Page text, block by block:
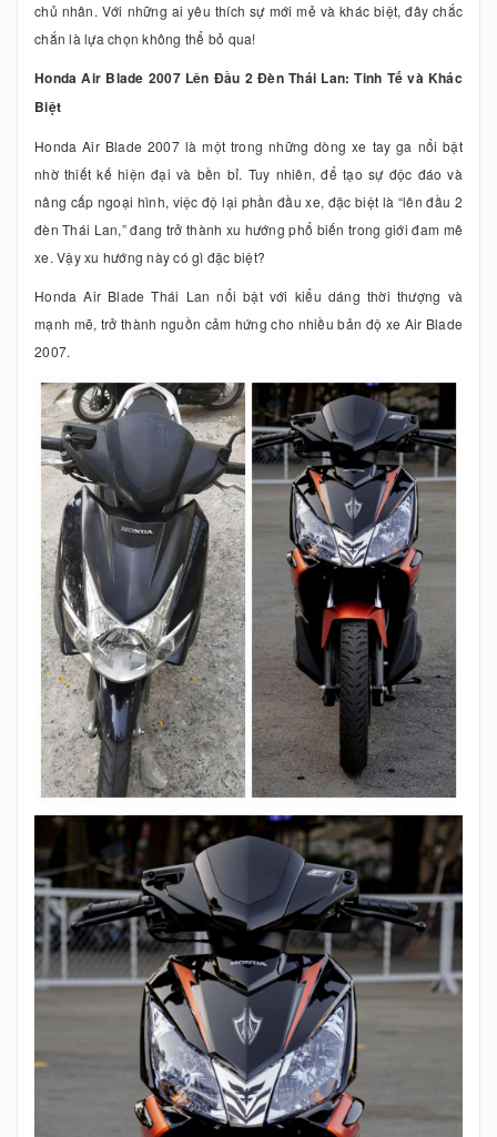
chủ nhân. Với những ai yêu thích sự mới mẻ và khác biệt, đây chắc
chắn là lựa chọn không thể bỏ qua!
Honda Air Blade 2007 Lên Đầu 2 Đèn Thái Lan: Tinh Tế và Khác
Biệt
Honda Air Blade 2007 là một trong những dòng xe tay ga nổi bật
nhờ thiết kế hiện đại và bền bỉ. Tuy nhiên, để tạo sự độc đáo và
nâng cấp ngoại hình, việc độ lại phần đầu xe, đặc biệt là “lên đầu 2
đèn Thái Lan,” đang trở thành xu hướng phổ biến trong giới đam mê
xe. Vậy xu hướng này có gì đặc biệt?
Honda Air Blade Thái Lan nổi bật với kiểu dáng thời thượng và
mạnh mẽ, trở thành nguồn cảm hứng cho nhiều bản độ xe Air Blade
2007.